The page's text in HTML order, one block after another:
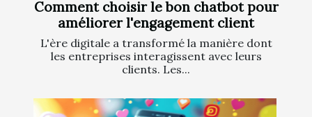
Comment choisir le bon chatbot pour
améliorer l'engagement client
L'ère digitale a transformé la manière dont
les entreprises interagissent avec leurs
clients. Les...